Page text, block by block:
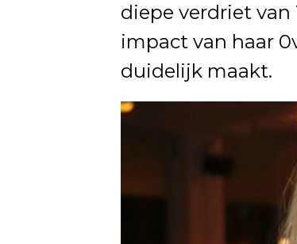
diepe verdriet
impact van haar
duidelijk maakt.